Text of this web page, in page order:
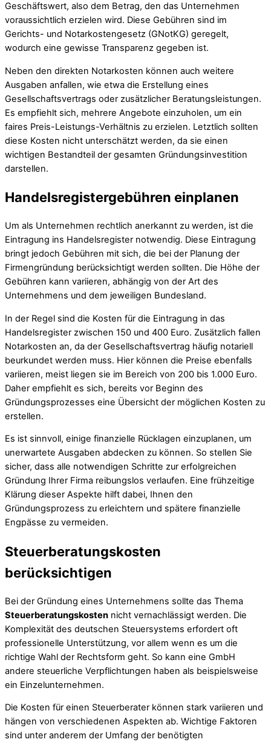
Geschäftswert, also dem Betrag, den das Unternehmen
voraussichtlich erzielen wird. Diese Gebühren sind im
Gerichts- und Notarkostengesetz (GNotKG) geregelt,
wodurch eine gewisse Transparenz gegeben ist.
Neben den direkten Notarkosten können auch weitere
Ausgaben anfallen, wie etwa die Erstellung eines
Gesellschaftsvertrags oder zusätzlicher Beratungsleistungen.
Es empfiehlt sich, mehrere Angebote einzuholen, um ein
faires Preis-Leistungs-Verhältnis zu erzielen. Letztlich sollten
diese Kosten nicht unterschätzt werden, da sie einen
wichtigen Bestandteil der gesamten Gründungsinvestition
darstellen.
Handelsregistergebühren einplanen
Um als Unternehmen rechtlich anerkannt zu werden, ist die
Eintragung ins Handelsregister notwendig. Diese Eintragung
bringt jedoch Gebühren mit sich, die bei der Planung der
Firmengründung berücksichtigt werden sollten. Die Höhe der
Gebühren kann variieren, abhängig von der Art des
Unternehmens und dem jeweiligen Bundesland.
In der Regel sind die Kosten für die Eintragung in das
Handelsregister zwischen 150 und 400 Euro. Zusätzlich fallen
Notarkosten an, da der Gesellschaftsvertrag häufig notariell
beurkundet werden muss. Hier können die Preise ebenfalls
variieren, meist liegen sie im Bereich von 200 bis 1.000 Euro.
Daher empfiehlt es sich, bereits vor Beginn des
Gründungsprozesses eine Übersicht der möglichen Kosten zu
erstellen.
Es ist sinnvoll, einige finanzielle Rücklagen einzuplanen, um
unerwartete Ausgaben abdecken zu können. So stellen Sie
sicher, dass alle notwendigen Schritte zur erfolgreichen
Gründung Ihrer Firma reibungslos verlaufen. Eine frühzeitige
Klärung dieser Aspekte hilft dabei, Ihnen den
Gründungsprozess zu erleichtern und spätere finanzielle
Engpässe zu vermeiden.
Steuerberatungskosten
berücksichtigen
Bei der Gründung eines Unternehmens sollte das Thema
Steuerberatungskosten nicht vernachlässigt werden. Die
Komplexität des deutschen Steuersystems erfordert oft
professionelle Unterstützung, vor allem wenn es um die
richtige Wahl der Rechtsform geht. So kann eine GmbH
andere steuerliche Verpflichtungen haben als beispielsweise
ein Einzelunternehmen.
Die Kosten für einen Steuerberater können stark variieren und
hängen von verschiedenen Aspekten ab. Wichtige Faktoren
sind unter anderem der Umfang der benötigten